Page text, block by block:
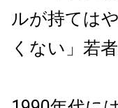
ルが持ては
くない」若